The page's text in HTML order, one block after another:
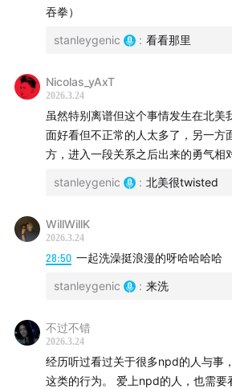
吞拳）
stanleygenic : 看看那里
Nicolas_yAxT
2026.3.24
虽然特别离谱但这个事情发生在北美
面好看但不正常的人太多了，另一方
方，进入一段关系之后出来的勇气相
stanleygenic : 北美很twisted
WillWillK
2026.3.24
28:50 一起洗澡挺浪漫的呀哈哈哈哈
stanleygenic : 来洗
不过不错
2026.3.24
经历听过看过关于很多npd的人与事
这类的行为。 爱上npd的人，也需要看看为什么会obsessed